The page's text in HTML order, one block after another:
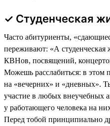
✓ Студенческая
Часто абитуриенты,
переживают: «А студенческая
КВНов, посвящений,
Можешь расслабиться: в этом
на «вечерних» и «дневных».
участие в любых внеучебных
у работающего человека на
Перед тобой принципиально